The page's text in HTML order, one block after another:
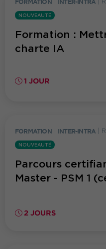
NOUVEAUTÉ
Formation :
charte IA
1 JOUR
FORMATION INTER-INTRA
NOUVEAUTÉ
Parcours
Master - PSM 1
2 JOURS